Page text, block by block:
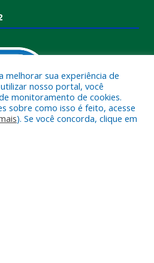
das
melhorar sua experiência de
nosso portal, você
monitoramento de cookies.
sobre como isso é feito, acesse
). Se você concorda, clique em